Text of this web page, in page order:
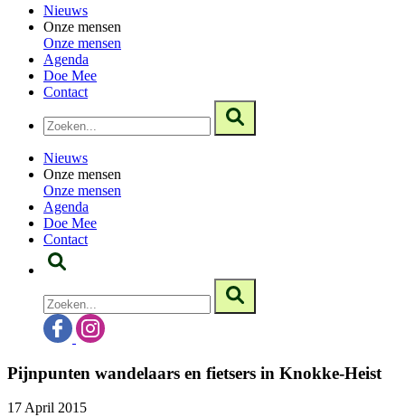
Nieuws
Onze mensen
Onze mensen
Agenda
Doe Mee
Contact
Nieuws
Onze mensen
Onze mensen
Agenda
Doe Mee
Contact
Pijnpunten wandelaars en fietsers in Knokke-Heist
17 April 2015